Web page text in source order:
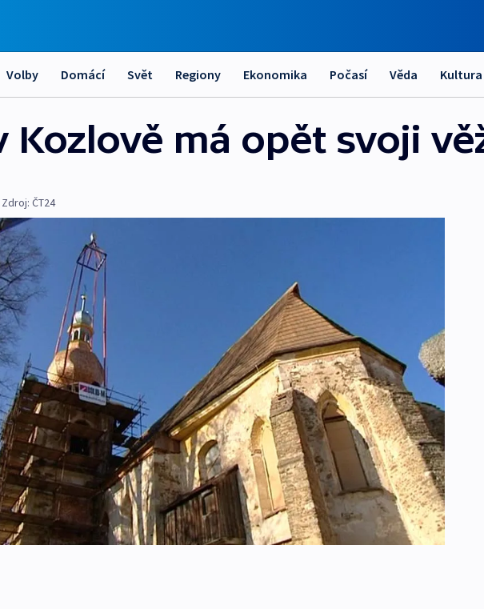
Volby Domácí Svět Regiony Ekonomika Počasí Věda Kultura
Kozlově má opět svoji
Zdroj: ČT24